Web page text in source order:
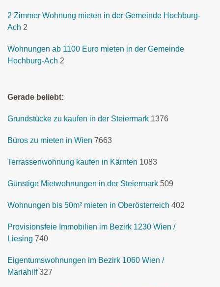
2 Zimmer Wohnung mieten in der Gemeinde Hochburg-
Ach 2
Wohnungen ab 1100 Euro mieten in der Gemeinde
Hochburg-Ach 2
Gerade beliebt:
Grundstücke zu kaufen in der Steiermark 1376
Büros zu mieten in Wien 7663
Terrassenwohnung kaufen in Kärnten 1083
Günstige Mietwohnungen in der Steiermark 509
Wohnungen bis 50m² mieten in Oberösterreich 402
Provisionsfeie Immobilien im Bezirk 1230 Wien /
Liesing 740
Eigentumswohnungen im Bezirk 1060 Wien /
Mariahilf 327